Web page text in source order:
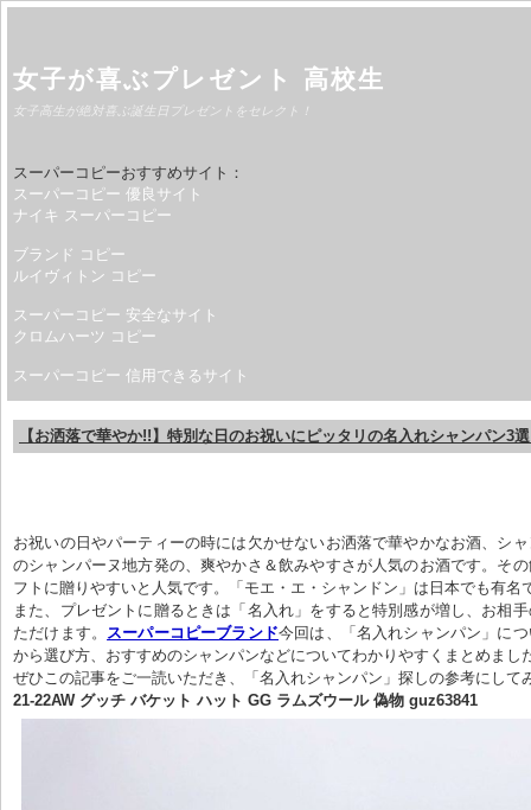
女子が喜ぶプレゼント 高校生
女子高生が絶対喜ぶ誕生日プレゼントをセレクト！
スーパーコピーおすすめサイト：
スーパーコピー 優良サイト
ナイキ スーパーコピー
ブランド コピー
ルイヴィトン コピー
スーパーコピー 安全なサイト
クロムハーツ コピー
スーパーコピー 信用できるサイト
【お洒落で華やか!!】特別な日のお祝いにピッタリの名入れシャンパン3
お祝いの日やパーティーの時には欠かせないお洒落で華やかなお酒、シ
のシャンパーヌ地方発の、爽やかさ＆飲みやすさが人気のお酒です。そ
フトに贈りやすいと人気です。「モエ・エ・シャンドン」は日本でも有名
また、プレゼントに贈るときは「名入れ」をすると特別感が増し、お相
ただけます。
スーパーコピーブランド今回は、「名入れシャンパン」に
から選び方、おすすめのシャンパンなどについてわかりやすくまとめまし
ぜひこの記事をご一読いただき、「名入れシャンパン」探しの参考にして
21-22AW グッチ バケット ハット GG ラムズウール 偽物 guz63841